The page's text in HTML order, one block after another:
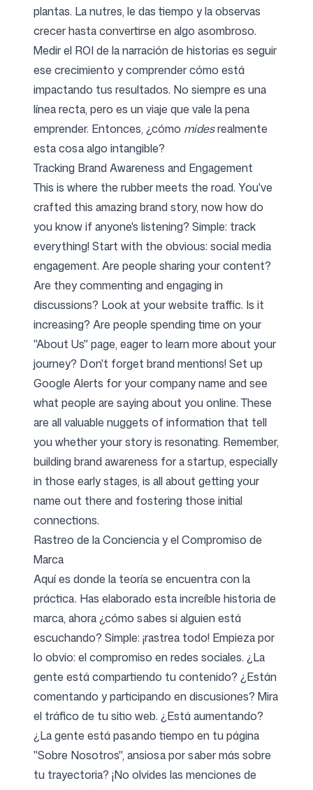
plantas. La nutres, le das tiempo y la observas
crecer hasta convertirse en algo asombroso.
Medir el ROI de la narración de historias es seguir
ese crecimiento y comprender cómo está
impactando tus resultados. No siempre es una
línea recta, pero es un viaje que vale la pena
emprender. Entonces, ¿cómo midesrealmente
esta cosa algo intangible?
Tracking Brand Awareness and Engagement
This is where the rubber meets the road. You've
crafted this amazing brand story, now how do
you know if anyone's listening? Simple: track
everything! Start with the obvious: social media
engagement. Are people sharing your content?
Are they commenting and engaging in
discussions? Look at your website traffic. Is it
increasing? Are people spending time on your
"About Us" page, eager to learn more about your
journey? Don't forget brand mentions! Set up
Google Alerts for your company name and see
what people are saying about you online. These
are all valuable nuggets of information that tell
you whether your story is resonating. Remember,
building brand awareness for a startup, especially
in those early stages, is all about getting your
name out there and fostering those initial
connections.
Rastreo de la Conciencia y el Compromiso de
Marca
Aquí es donde la teoría se encuentra con la
práctica. Has elaborado esta increíble historia de
marca, ahora ¿cómo sabes si alguien está
escuchando? Simple: ¡rastrea todo! Empieza por
lo obvio: el compromiso en redes sociales. ¿La
gente está compartiendo tu contenido? ¿Están
comentando y participando en discusiones? Mira
el tráfico de tu sitio web. ¿Está aumentando?
¿La gente está pasando tiempo en tu página
"Sobre Nosotros", ansiosa por saber más sobre
tu trayectoria? ¡No olvides las menciones de